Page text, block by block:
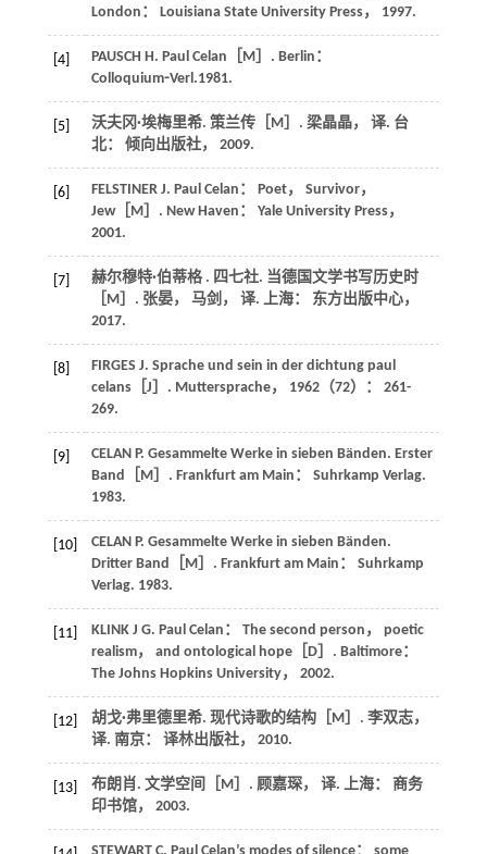
London： Louisiana State University Press， 1997.
[4] PAUSCH H . Paul Celan ［M］. Berlin：
Colloquium⁃Verl.1981.
[5] 沃夫冈·埃梅里希. 策兰传［M］. 梁晶晶， 译. 台
北： 倾向出版社， 2009.
[6] FELSTINER J. Paul Celan： Poet， Survivor，
Jew［M］. New Haven： Yale University Press，
2001.
[7] 赫尔穆特·伯蒂格 . 四七社. 当德国文学书写历史时
［M］. 张晏， 马剑， 译. 上海： 东方出版中心，
2017.
[8] FIRGES J. Sprache und sein in der dichtung paul
celans［J］. Muttersprache， 1962（72）： 261-
269.
[9] CELAN P. Gesammelte Werke in sieben Bänden. Erster
Band［M］. Frankfurt am Main： Suhrkamp Verlag.
1983.
[10] CELAN P. Gesammelte Werke in sieben Bänden.
Dritter Band［M］. Frankfurt am Main： Suhrkamp
Verlag. 1983.
[11] KLINK J G. Paul Celan： The second person， poetic
realism， and ontological hope［D］. Baltimore：
The Johns Hopkins University， 2002.
[12] 胡戈·弗里德里希. 现代诗歌的结构［M］. 李双志，
译. 南京： 译林出版社， 2010.
[13] 布朗肖. 文学空间
［M］. 顾嘉琛， 译. 上海： 商务
印书馆， 2003.